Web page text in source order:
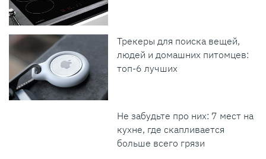
Трекеры для поиска вещей,
людей и домашних питомцев:
топ-6 лучших
Не забудьте про них: 7 мест на
кухне, где скапливается
больше всего грязи